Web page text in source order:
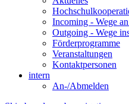
Incoming - Wege
Outgoing - Wege
Förderprogramme
Veranstaltungen
Kontaktpersonen
intern
An-/Abmelden